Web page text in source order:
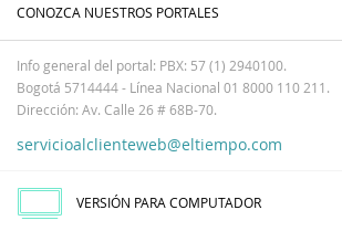
CONOZCA NUESTROS PORTALES
Info general del portal: PBX: 57 (1) 2940100.
Bogotá 5714444 - Línea Nacional 01 8000 110 211.
Dirección: Av. Calle 26 # 68B-70.
servicioalclienteweb@eltiempo.com
VERSIÓN PARA COMPUTADOR